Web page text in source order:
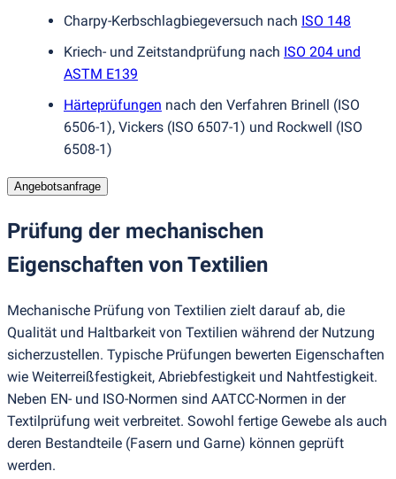
Charpy-Kerbschlagbiegeversuch nach ISO 148
Kriech- und Zeitstandprüfung nach ISO 204 und
ASTM E139
Härteprüfungen nach den Verfahren Brinell (ISO
6506-1), Vickers (ISO 6507-1) und Rockwell (ISO
6508-1)
Angebotsanfrage
Prüfung der mechanischen
Eigenschaften von Textilien
Mechanische Prüfung von Textilien zielt darauf ab, die
Qualität und Haltbarkeit von Textilien während der Nutzung
sicherzustellen. Typische Prüfungen bewerten Eigenschaften
wie Weiterreißfestigkeit, Abriebfestigkeit und Nahtfestigkeit.
Neben EN- und ISO-Normen sind AATCC-Normen in der
Textilprüfung weit verbreitet. Sowohl fertige Gewebe als auch
deren Bestandteile (Fasern und Garne) können geprüft
werden.